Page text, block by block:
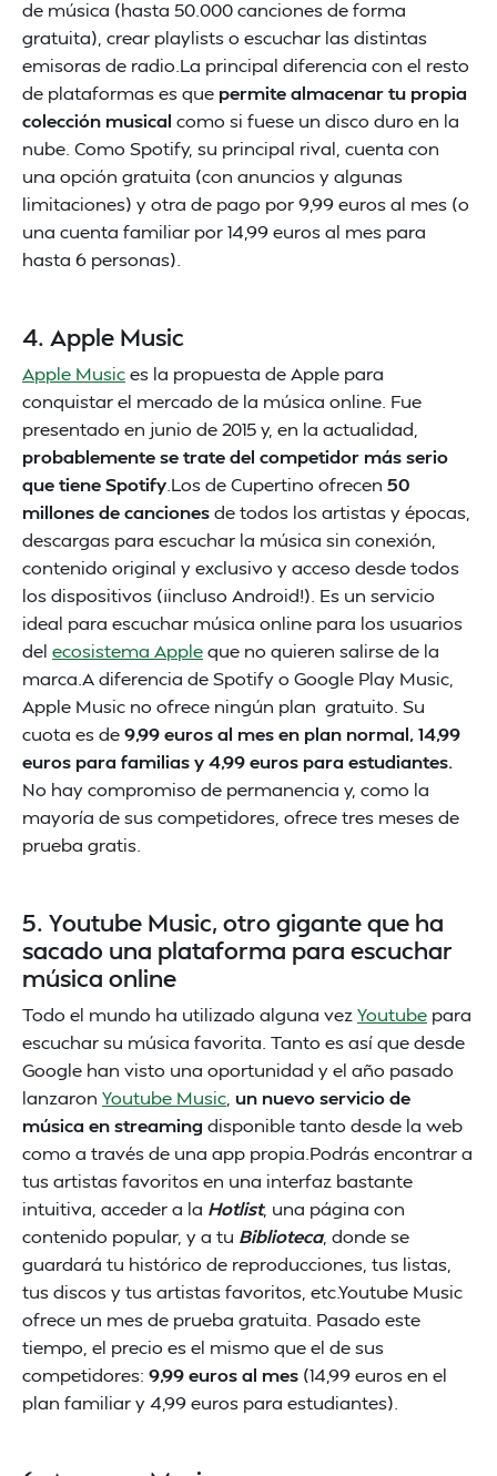
de música (hasta 50.000 canciones de forma
gratuita), crear playlists o escuchar las distintas
emisoras de radio.La principal diferencia con el resto
de plataformas es que permite almacenar tu propia
colección musical como si fuese un disco duro en la
nube. Como Spotify, su principal rival, cuenta con
una opción gratuita (con anuncios y algunas
limitaciones) y otra de pago por 9,99 euros al mes (o
una cuenta familiar por 14,99 euros al mes para
hasta 6 personas).
4. Apple Music
Apple Musices la propuesta de Apple para
conquistar el mercado de la música online. Fue
presentado en junio de 2015 y, en la actualidad,
probablemente se trate del competidor más serio
que tiene Spotify .Los de Cupertino ofrecen 50
millones de cancionesde todos los artistas y épocas,
descargas para escuchar la música sin conexión,
contenido original y exclusivo y acceso desde todos
los dispositivos (¡incluso Android!). Es un servicio
ideal para escuchar música online para los usuarios
del ecosistema Appleque no quieren salirse de la
marca.A diferencia de Spotify o Google Play Music,
Apple Music no ofrece ningún plan gratuito. Su
cuota es de9,99 euros al mes en plan normal, 14,99
euros para familias y 4,99 euros para estudiantes.
No hay compromiso de permanencia y, como la
mayoría de sus competidores, ofrece tres meses de
prueba gratis.
5. Youtube Music, otro gigante que ha
sacado una plataforma para escuchar
música online
Todo el mundo ha utilizado alguna vezYoutube para
escuchar su música favorita. Tanto es así que desde
Google han visto una oportunidad y el año pasado
lanzaron Youtube Music un nuevo servicio de
música en streaming disponible tanto desde la web
como a través de una app propia.Podrás encontrar a
tus artistas favoritos en una interfaz bastante
intuitiva, acceder a la Hotlist, una página con
contenido popular, y a tu Biblioteca, donde se
guardará tu histórico de reproducciones, tus listas,
tus discos y tus artistas favoritos, etc.Youtube Music
ofrece un mes de prueba gratuita. Pasado este
tiempo, el precio es el mismo que el de sus
competidores: 9,99 euros al mes (14,99 euros en el
plan familiar y 4,99 euros para estudiantes).